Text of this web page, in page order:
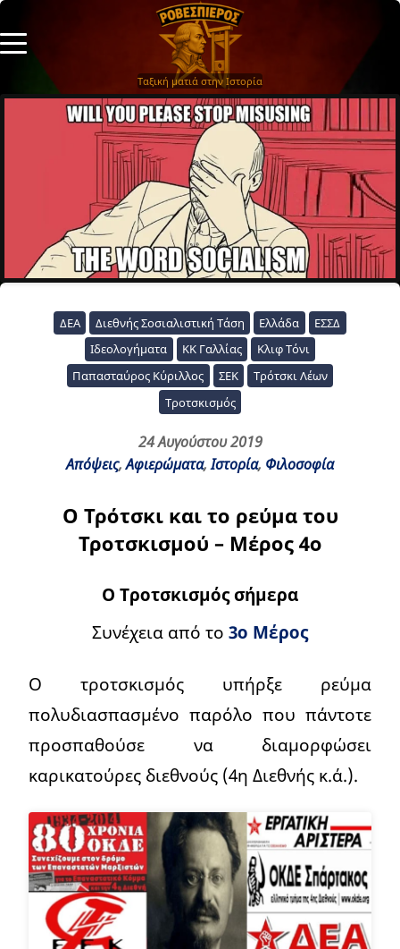
Ταξική ματιά στην Ιστορία
ΔΕΑ Διεθνής Σοσιαλιστική Τάση Ελλάδα
ΕΣΣΔ
Ιδεολογήματα
ΚΚ Γαλλίας
Κλιφ Τόνι
Παπασταύρος Κύριλλος
ΣΕΚ
Τρότσκι Λέων
Τροτσκισμός
24 Αυγούστου 2019
Απόψεις,Αφιερώματα,Ιστορία, Φιλοσοφία
Ο Τρότσκι και το ρεύμα του
Τροτσκισμού – Μέρος 4ο
Ο Τροτσκισμός σήμερα
Συνέχεια από το 3ο Μέρος
Ο τροτσκισμός υπήρξε ρεύμα
πολυδιασπασμένο παρόλο που πάντοτε
προσπαθούσε να διαμορφώσει
καρικατούρες διεθνούς (4η Διεθνής κ.ά.).